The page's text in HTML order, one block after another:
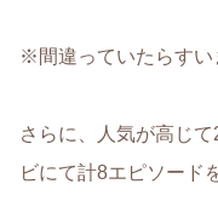
※間違っていたらすい
さらに、人気が高じ
ビにて計8エピソード